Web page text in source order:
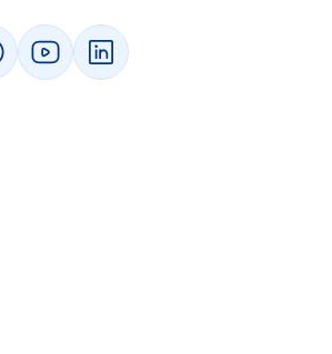
mensagens de cobrança: após
mensagens de cobrança: